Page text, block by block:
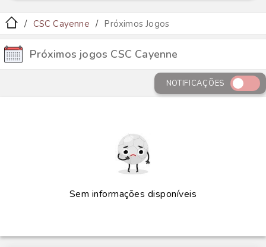
CSC Cayenne Próximos Jogos
Próximos jogos CSC Cayenne
NOTIFICAÇÕES
Sem informações disponíveis